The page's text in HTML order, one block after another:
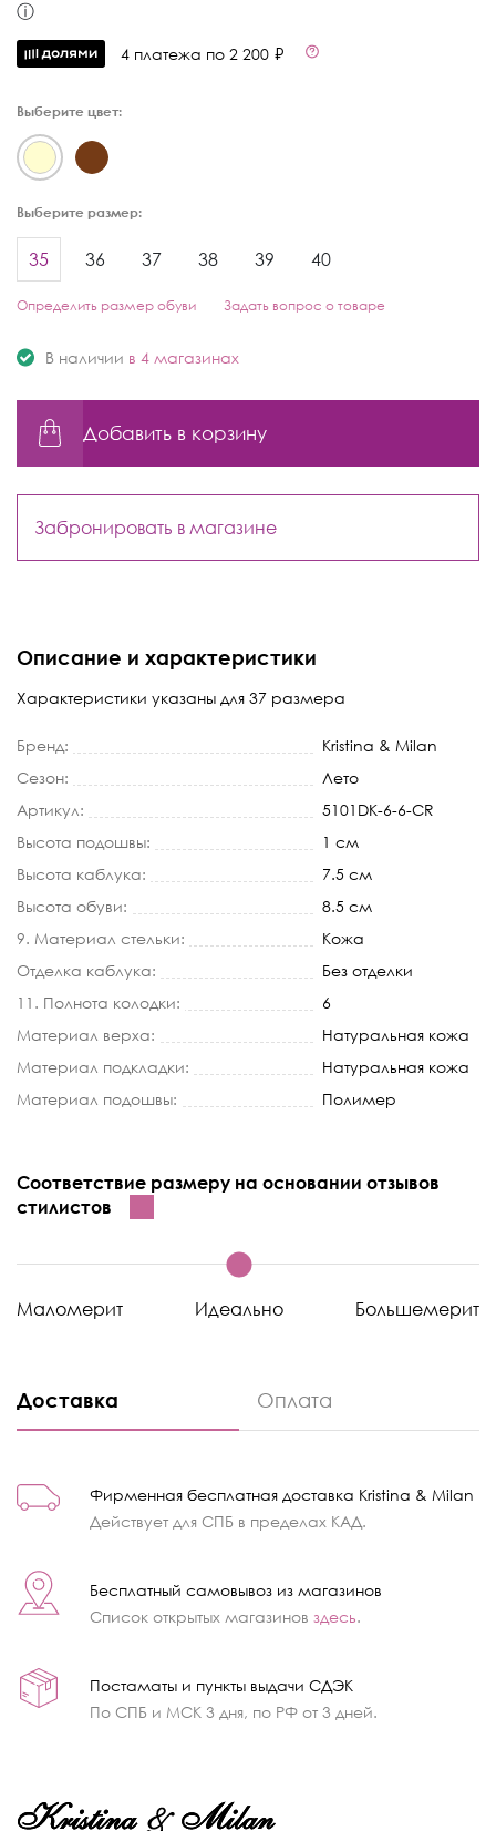
ⓘ
4 платежа по 2 200 ₽
Выберите цвет:
Выберите размер:
35 36 37 38 39 40
Определить размер обуви Задать вопрос о товаре
В наличии в 4 магазинах
Добавить в корзину
Забронировать в магазине
Описание и характеристики
Характеристики указаны для 37 размера
Бренд:
Kristina & Milan
Сезон:
Лето
Артикул:
5101DK-6-6-CR
Высота подошвы:
1 см
Высота каблука:
7.5 см
Высота обуви:
8.5 см
9. Материал стельки:
Кожа
Отделка каблука:
Без отделки
11. Полнота колодки:
6
Материал верха:
Натуральная кожа
Материал подкладки:
Натуральная кожа
Материал подошвы:
Полимер
Соответствие размеру на основании отзывов
стилистов
Маломерит Идеально Большемерит
Доставка Оплата
Фирменная бесплатная доставка Kristina & Milan
Действует для СПБ в пределах КАД.
Бесплатный самовывоз из магазинов
Список открытых магазинов здесь.
Постаматы и пункты выдачи СДЭК
По СПБ и МСК 3 дня, по РФ от 3 дней.